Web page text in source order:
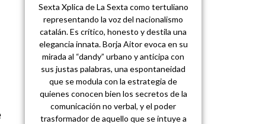
Sexta Xplica de La Sexta como tertuliano
representando la voz del nacionalismo
catalán. Es crítico, honesto y destila una
elegancia innata. Borja Aitor evoca en su
mirada al “dandy” urbano y anticipa con
sus justas palabras, una espontaneidad
que se modula con la estrategia de
quienes conocen bien los secretos de la
comunicación no verbal, y el poder
trasformador de aquello que se intuye a